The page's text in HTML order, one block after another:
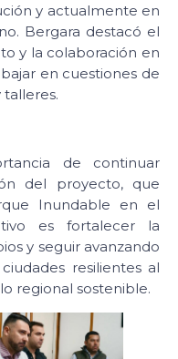
y actualmente en
Bergara destacó el
y la colaboración en
en cuestiones de
de continuar
del proyecto, que
Inundable en el
es fortalecer la
y seguir avanzando
resilientes al
regional sostenible.